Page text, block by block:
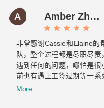
Amber Zhang
非常感谢Cassie和Elaine的
队，整个过程都是尽职尽
遇到任何的问题，哪怕是很
前也有遇上工签过期等一
的方案，提前做好各种应对
More